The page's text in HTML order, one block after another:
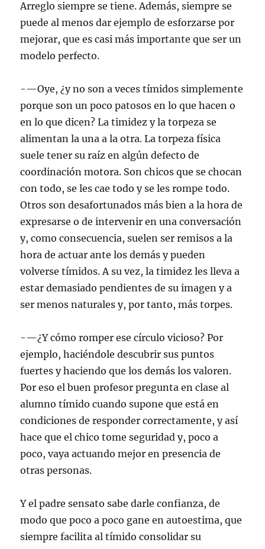
Arreglo siempre se tiene. Además, siempre se
puede al menos dar ejemplo de esforzarse por
mejorar, que es casi más importante que ser un
modelo perfecto.
-—Oye, ¿y no son a veces tímidos simplemente
porque son un poco patosos en lo que hacen o
en lo que dicen? La timidez y la torpeza se
alimentan la una a la otra. La torpeza física
suele tener su raíz en algún defecto de
coordinación motora. Son chicos que se chocan
con todo, se les cae todo y se les rompe todo.
Otros son desafortunados más bien a la hora de
expresarse o de intervenir en una conversación
y, como consecuencia, suelen ser remisos a la
hora de actuar ante los demás y pueden
volverse tímidos. A su vez, la timidez les lleva a
estar demasiado pendientes de su imagen y a
ser menos naturales y, por tanto, más torpes.
-—¿Y cómo romper ese círculo vicioso? Por
ejemplo, haciéndole descubrir sus puntos
fuertes y haciendo que los demás los valoren.
Por eso el buen profesor pregunta en clase al
alumno tímido cuando supone que está en
condiciones de responder correctamente, y así
hace que el chico tome seguridad y, poco a
poco, vaya actuando mejor en presencia de
otras personas.
Y el padre sensato sabe darle confianza, de
modo que poco a poco gane en autoestima, que
siempre facilita al tímido consolidar su